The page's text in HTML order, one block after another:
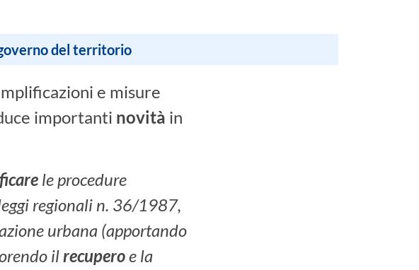
del territorio
e misure
importanti novità in
le procedure
regionali n. 36/1987,
urbana (apportando
ilrecuperoe la